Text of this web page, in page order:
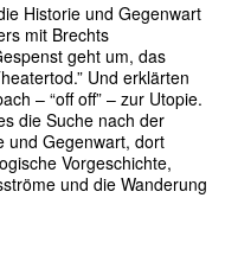
Historie und Gegenwart
mit Brechts
geht um, das
Und erklärten
– “off off” – zur Utopie.
die Suche nach der
und Gegenwart, dort
Vorgeschichte,
und die Wanderung